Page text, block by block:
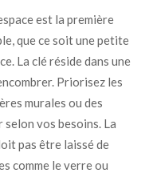
est la première
que ce soit une petite
La clé réside dans une
Priorisez les
murales ou des
vos besoins. La
pas être laissé de
comme le verre ou